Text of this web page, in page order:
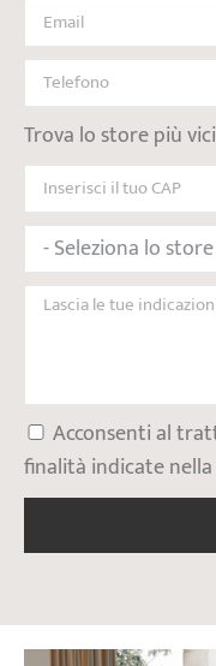
Trova lo store più
Acconsenti al
finalità indicate